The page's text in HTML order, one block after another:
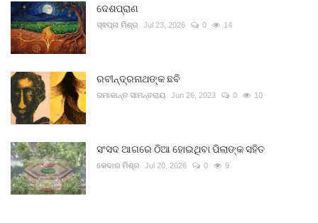
ଦେଶପ୍ରାଣ
ସ୍ଵପ୍ନା ମିଶ୍ର Jul 23, 2026 0 14
ରବୀନ୍ଦ୍ରନାଥଙ୍କ ଛବି
ରମାକାନ୍ତ ସାମନ୍ତରାୟ Jun 26, 2023 0 10
ସଂସଦ ଆଗରେ ଠିଆ ହୋଇଥିବା ପିଲାଙ୍କ ସହିତ
କେଦାର ମିଶ୍ର Jul 20, 2026 0 9